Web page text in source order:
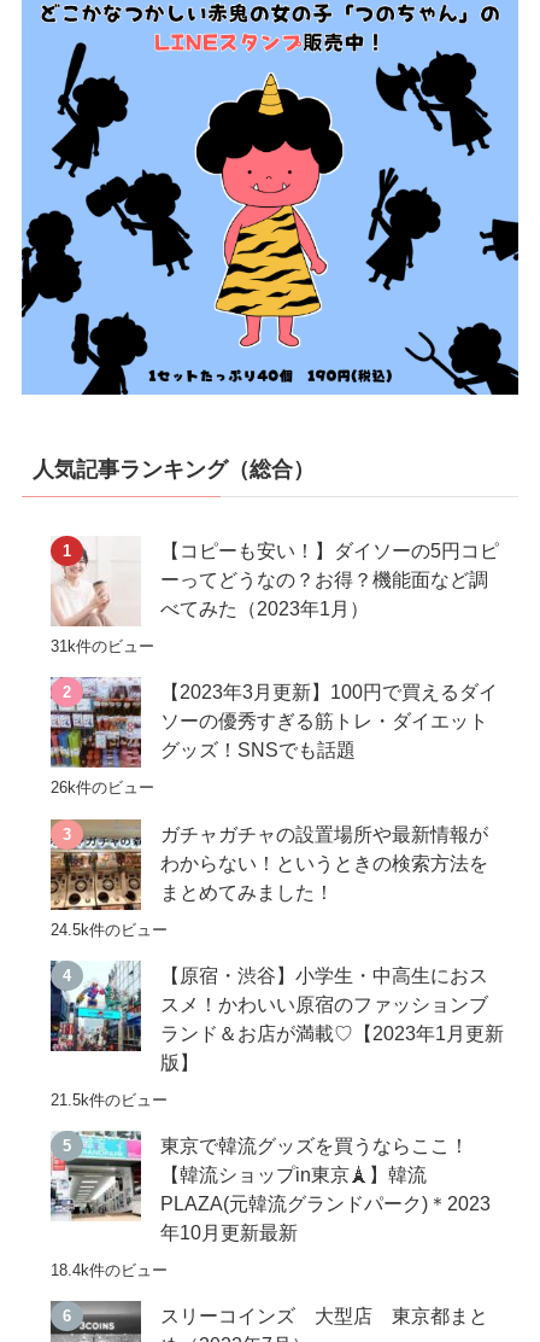
人気記事ランキング（総合）
【コピーも安い！】ダイソーの5円コピ
ーってどうなの？お得？機能面など調
べてみた（2023年1月）
31k件のビュー
【2023年3月更新】100円で買えるダイ
ソーの優秀すぎる筋トレ・ダイエット
グッズ！SNSでも話題
26k件のビュー
ガチャガチャの設置場所や最新情報が
わからない！というときの検索方法を
まとめてみました！
24.5k件のビュー
【原宿・渋谷】小学生・中高生におス
スメ！かわいい原宿のファッションブ
ランド＆お店が満載♡【2023年1月更新
版】
21.5k件のビュー
東京で韓流グッズを買うならここ！
【韓流ショップin東京🗼】韓流
PLAZA(元韓流グランドパーク)＊2023
年10月更新最新
18.4k件のビュー
スリーコインズ 大型店 東京都まと